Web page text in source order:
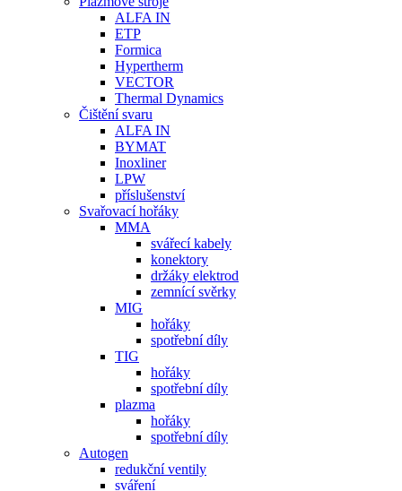
ALFA IN
ETP
Formica
Hypertherm
VECTOR
Thermal Dynamics
Čištění svaru
ALFA IN
BYMAT
Inoxliner
LPW
příslušenství
Svařovací hořáky
MMA
svářecí kabely
konektory
držáky elektrod
zemnící svěrky
MIG
hořáky
spotřební díly
TIG
hořáky
spotřební díly
plazma
hořáky
spotřební díly
Autogen
redukční ventily
sváření